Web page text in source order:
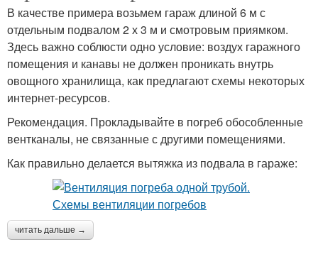
В качестве примера возьмем гараж длиной 6 м с
отдельным подвалом 2 х 3 м и смотровым приямком.
Здесь важно соблюсти одно условие: воздух гаражного
помещения и канавы не должен проникать внутрь
овощного хранилища, как предлагают схемы некоторых
интернет-ресурсов.
Рекомендация. Прокладывайте в погреб обособленные
вентканалы, не связанные с другими помещениями.
Как правильно делается вытяжка из подвала в гараже:
читать дальше →